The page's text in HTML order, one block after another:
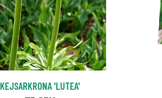
KEJSARKRONA 'LUTEA'